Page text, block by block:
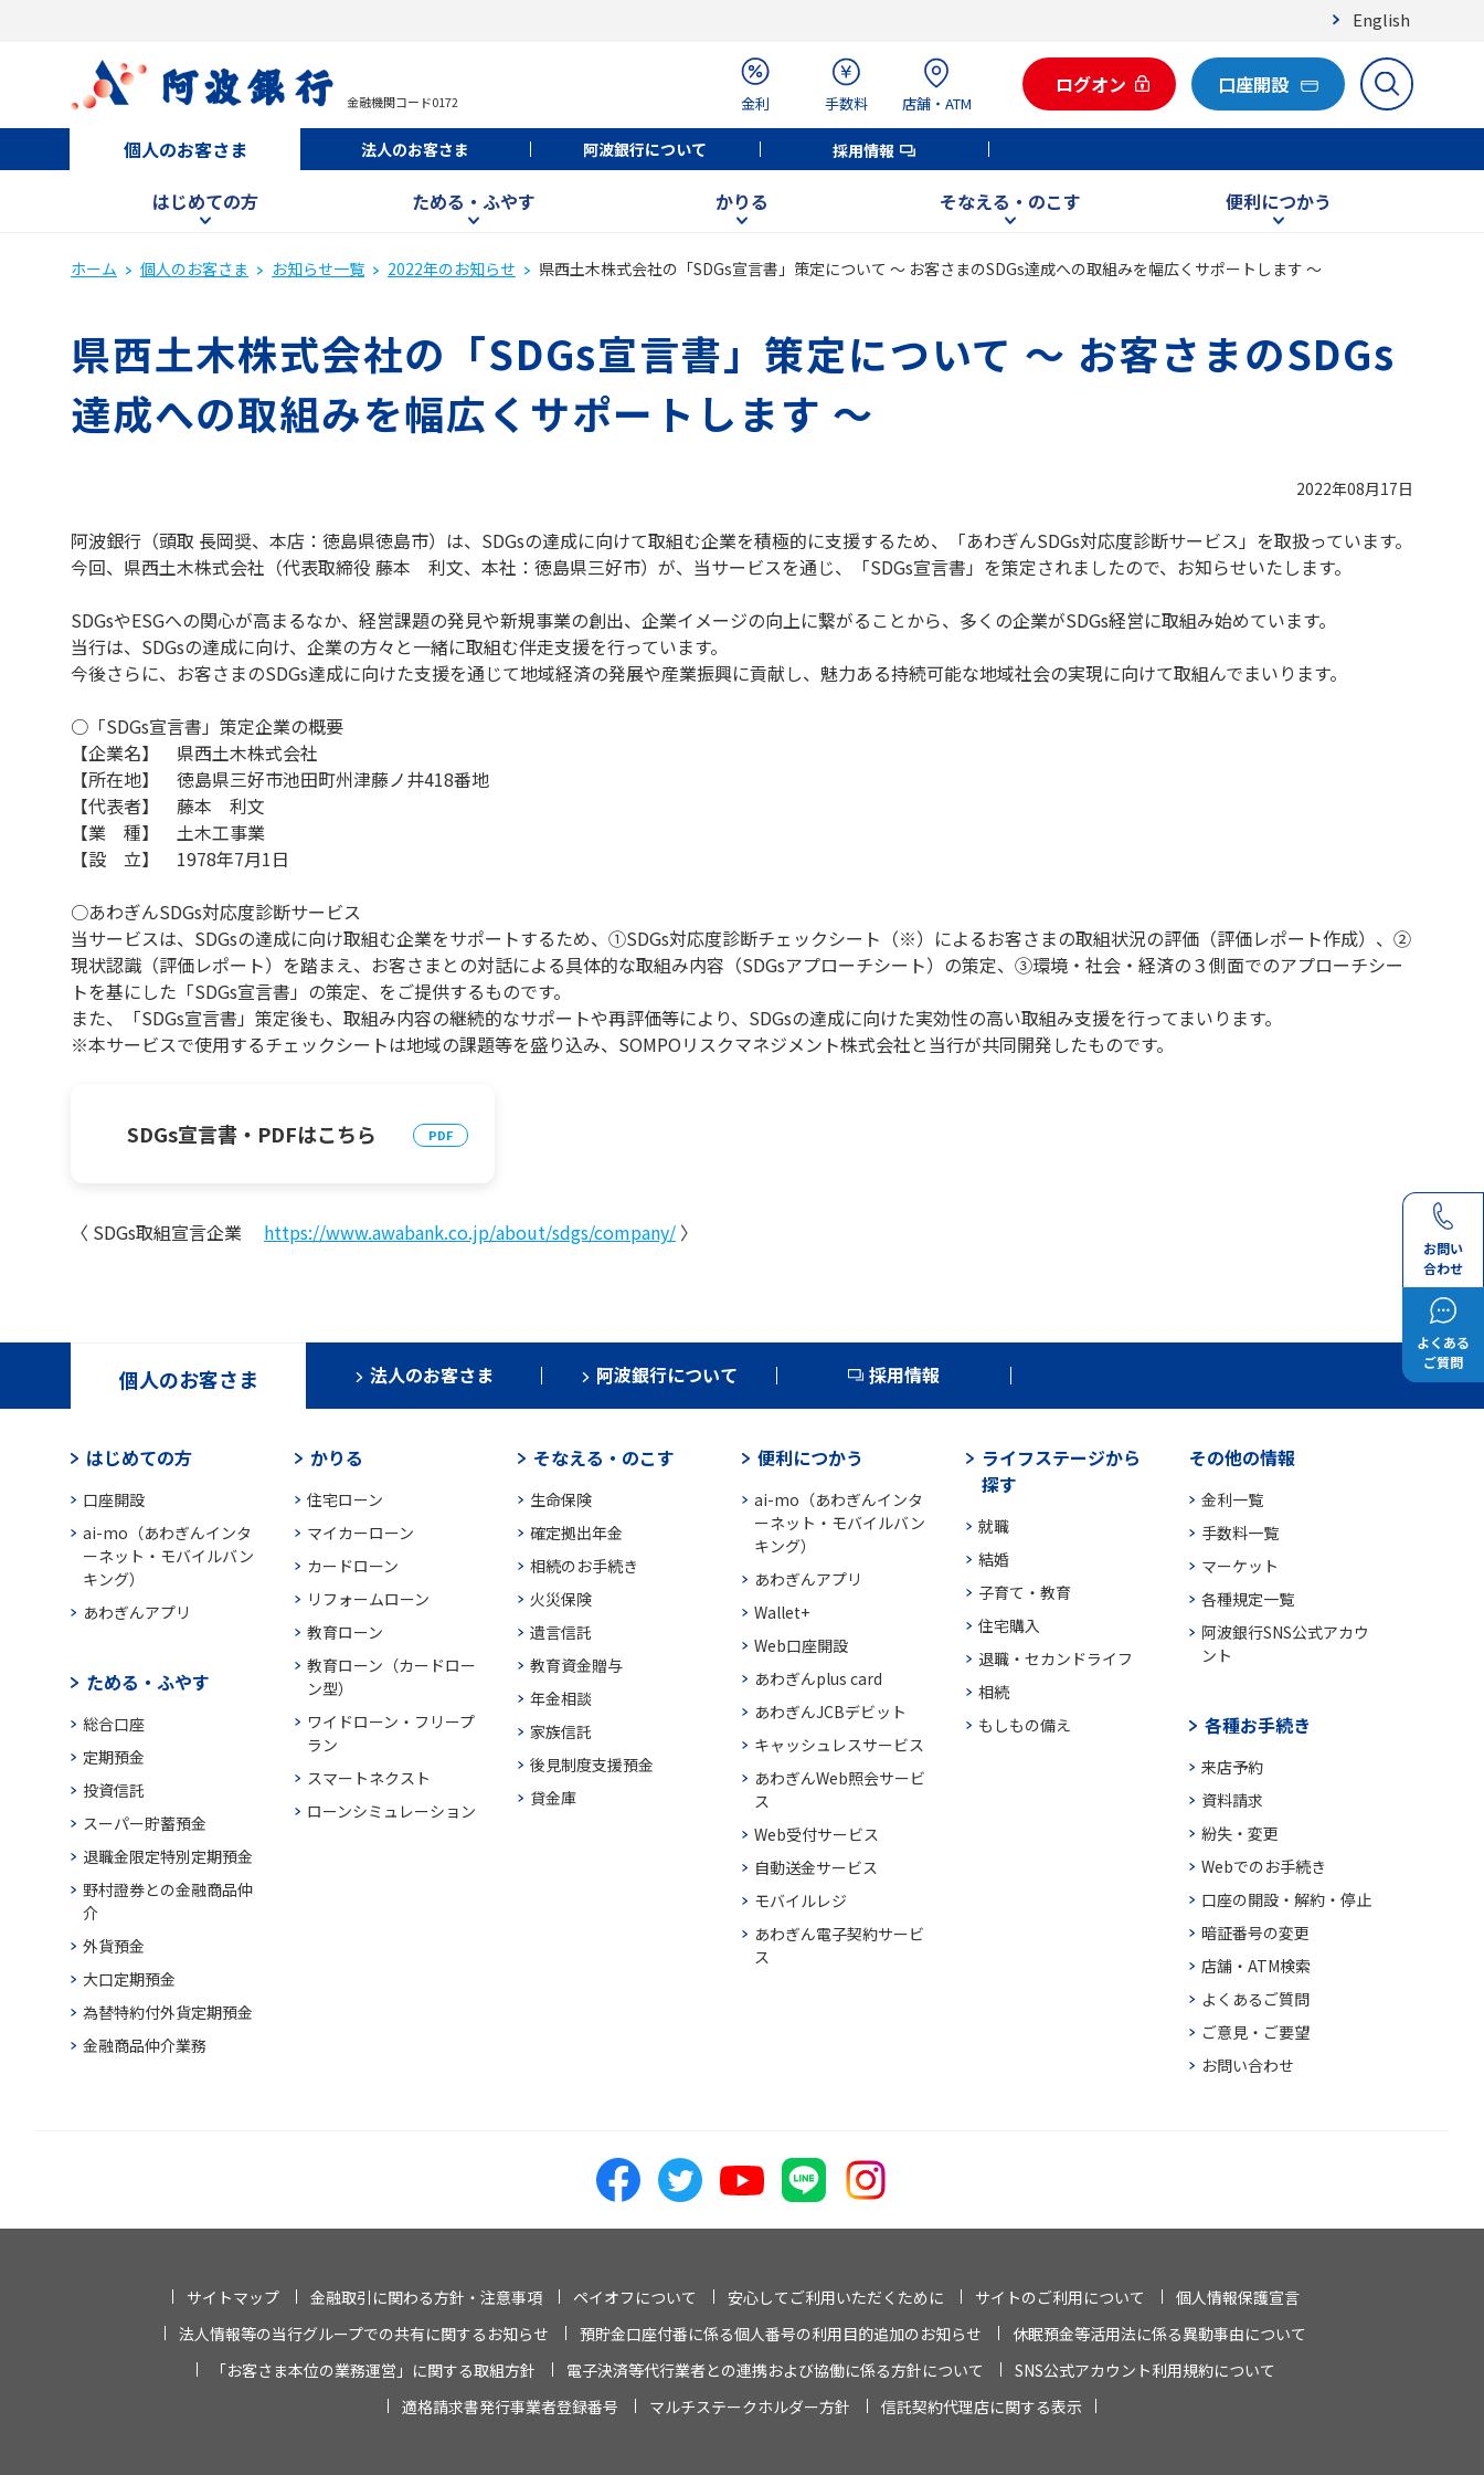
English
金融機関コード0172 金利 手数料 店舗・ATM
ログオン 口座開設
個人のお客さま 法人のお客さま 阿波銀行について 採用情報
はじめての方 ためる・ふやす かりる そなえる・のこす 便利につかう
お問い
合わせ
よくある
ご質問
ホーム 個人のお客さま お知らせ一覧 2022年のお知らせ 県西土木株式会社の「SDGs宣言書」策定について ～ お客さまのSDGs達成への取組みを幅広くサポートします ～
県西土木株式会社の「SDGs宣言書」策定について ～ お客さまのSDGs
達成への取組みを幅広くサポートします ～
2022年08月17日
阿波銀行（頭取 長岡奨、本店：徳島県徳島市）は、SDGsの達成に向けて取組む企業を積極的に支援するため、「あわぎんSDGs対応度診断サービス」を取扱っています。
今回、県西土木株式会社（代表取締役 藤本 利文、本社：徳島県三好市）が、当サービスを通じ、「SDGs宣言書」を策定されましたので、お知らせいたします。
SDGsやESGへの関心が高まるなか、経営課題の発見や新規事業の創出、企業イメージの向上に繋がることから、多くの企業がSDGs経営に取組み始めています。
当行は、SDGsの達成に向け、企業の方々と一緒に取組む伴走支援を行っています。
今後さらに、お客さまのSDGs達成に向けた支援を通じて地域経済の発展や産業振興に貢献し、魅力ある持続可能な地域社会の実現に向けて取組んでまいります。
○「SDGs宣言書」策定企業の概要
【企業名】 県西土木株式会社
【所在地】 徳島県三好市池田町州津藤ノ井418番地
【代表者】 藤本 利文
【業 種】 土木工事業
【設 立】 1978年7月1日
○あわぎんSDGs対応度診断サービス
当サービスは、SDGsの達成に向け取組む企業をサポートするため、①SDGs対応度診断チェックシート（※）によるお客さまの取組状況の評価（評価レポート作成）、②
現状認識（評価レポート）を踏まえ、お客さまとの対話による具体的な取組み内容（SDGsアプローチシート）の策定、③環境・社会・経済の３側面でのアプローチシー
トを基にした「SDGs宣言書」の策定、をご提供するものです。
また、「SDGs宣言書」策定後も、取組み内容の継続的なサポートや再評価等により、SDGsの達成に向けた実効性の高い取組み支援を行ってまいります。
※本サービスで使用するチェックシートは地域の課題等を盛り込み、SOMPOリスクマネジメント株式会社と当行が共同開発したものです。
SDGs宣言書・PDFはこちら
〈 SDGs取組宣言企業 https://www.awabank.co.jp/about/sdgs/company/ 〉
個人のお客さま 法人のお客さま 阿波銀行について 採用情報
はじめての方
口座開設
ai-mo（あわぎんインタ
ーネット・モバイルバン
キング）
あわぎんアプリ
ためる・ふやす
総合口座
定期預金
投資信託
スーパー貯蓄預金
退職金限定特別定期預金
野村證券との金融商品仲
介
外貨預金
大口定期預金
為替特約付外貨定期預金
金融商品仲介業務
かりる
住宅ローン
マイカーローン
カードローン
リフォームローン
教育ローン
教育ローン（カードロー
ン型）
ワイドローン・フリープ
ラン
スマートネクスト
ローンシミュレーション
そなえる・のこす
生命保険
確定拠出年金
相続のお手続き
火災保険
遺言信託
教育資金贈与
年金相談
家族信託
後見制度支援預金
貸金庫
便利につかう
ai-mo（あわぎんインタ
ーネット・モバイルバン
キング）
あわぎんアプリ
Wallet+
Web口座開設
あわぎんplus card
あわぎんJCBデビット
キャッシュレスサービス
あわぎんWeb照会サービ
ス
Web受付サービス
自動送金サービス
モバイルレジ
あわぎん電子契約サービ
ス
ライフステージから
探す
就職
結婚
子育て・教育
住宅購入
退職・セカンドライフ
相続
もしもの備え
その他の情報
金利一覧
手数料一覧
マーケット
各種規定一覧
阿波銀行SNS公式アカウ
ント
各種お手続き
来店予約
資料請求
紛失・変更
Webでのお手続き
口座の開設・解約・停止
暗証番号の変更
店舗・ATM検索
よくあるご質問
ご意見・ご要望
お問い合わせ
サイトマップ 金融取引に関わる方針・注意事項 ペイオフについて 安心してご利用いただくために サイトのご利用について
個人情報保護宣言
法人情報等の当行グループでの共有に関するお知らせ
預貯金口座付番に係る個人番号の利用目的追加のお知らせ
休眠預金等活用法に係る異動事由について
「お客さま本位の業務運営」に関する取組方針
電子決済等代行業者との連携および協働に係る方針について
SNS公式アカウント利用規約について
適格請求書発行事業者登録番号
マルチステークホルダー方針 信託契約代理店に関する表示